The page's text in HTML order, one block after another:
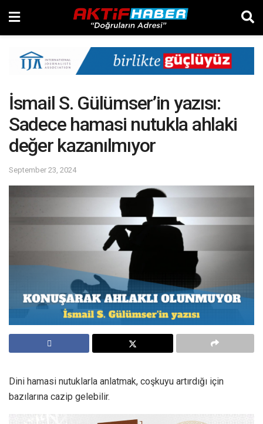
İsmail S. Gülümser’in yazısı:
Sadece hamasi nutukla ahlaki
değer kazanılmıyor
September 23, 2024
Dini hamasi nutuklarla anlatmak, coşkuyu artırdığı için
bazılarına cazip gelebilir.